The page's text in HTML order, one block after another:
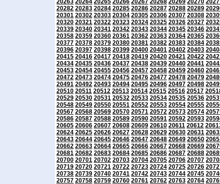
20263 20264 20265 20266 20267 20268 20269 20270
20282 20283 20284 20285 20286 20287 20288 20289
20301 20302 20303 20304 20305 20306 20307 20308
20320 20321 20322 20323 20324 20325 20326 20327
20339 20340 20341 20342 20343 20344 20345 20346
20358 20359 20360 20361 20362 20363 20364 20365
20377 20378 20379 20380 20381 20382 20383 20384
20396 20397 20398 20399 20400 20401 20402 20403
20415 20416 20417 20418 20419 20420 20421 20422
20434 20435 20436 20437 20438 20439 20440 20441
20453 20454 20455 20456 20457 20458 20459 20460
20472 20473 20474 20475 20476 20477 20478 20479
20491 20492 20493 20494 20495 20496 20497 20498
20510 20511 20512 20513 20514 20515 20516 20517
20529 20530 20531 20532 20533 20534 20535 20536
20548 20549 20550 20551 20552 20553 20554 20555
20567 20568 20569 20570 20571 20572 20573 20574
20586 20587 20588 20589 20590 20591 20592 20593
20605 20606 20607 20608 20609 20610 20611 20612
20624 20625 20626 20627 20628 20629 20630 20631
20643 20644 20645 20646 20647 20648 20649 20650
20662 20663 20664 20665 20666 20667 20668 20669
20681 20682 20683 20684 20685 20686 20687 20688
20700 20701 20702 20703 20704 20705 20706 20707
20719 20720 20721 20722 20723 20724 20725 20726
20738 20739 20740 20741 20742 20743 20744 20745
20757 20758 20759 20760 20761 20762 20763 20764